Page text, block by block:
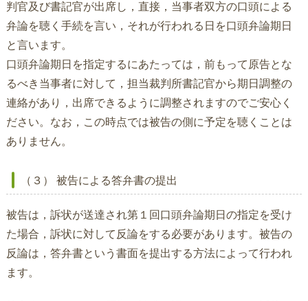
判官及び書記官が出席し，直接，当事者双方の口頭による
弁論を聴く手続を言い，それが行われる日を口頭弁論期日
と言います。
口頭弁論期日を指定するにあたっては，前もって原告とな
るべき当事者に対して，担当裁判所書記官から期日調整の
連絡があり，出席できるように調整されますのでご安心く
ださい。なお，この時点では被告の側に予定を聴くことは
ありません。
（３） 被告による答弁書の提出
被告は，訴状が送達され第１回口頭弁論期日の指定を受け
た場合，訴状に対して反論をする必要があります。被告の
反論は，答弁書という書面を提出する方法によって行われ
ます。